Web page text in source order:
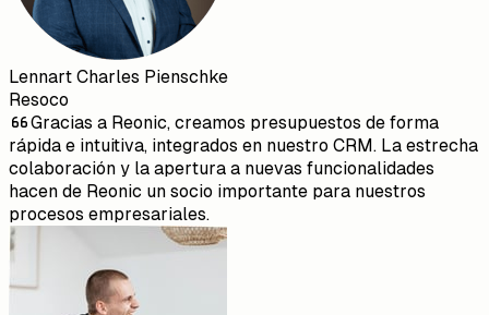
Lennart Charles Pienschke
Resoco
Gracias a Reonic, creamos presupuestos de forma
rápida e intuitiva, integrados en nuestro CRM. La estrecha
colaboración y la apertura a nuevas funcionalidades
hacen de Reonic un socio importante para nuestros
procesos empresariales.